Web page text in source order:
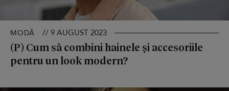
MODĂ // 9 AUGUST 2023
(P) Cum să combini hainele şi accesoriile
pentru un look modern?